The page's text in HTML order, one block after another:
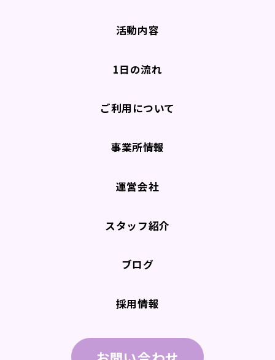
活動内容
1日の流れ
ご利用について
事業所情報
運営会社
スタッフ紹介
ブログ
採用情報